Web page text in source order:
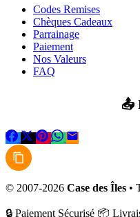
Codes Remises
Chèques Cadeaux
Parrainage
Paiement
Nos Valeurs
FAQ
📤
© 2007-2026 Case des Îles •
🔒 Paiement Sécurisé 📦